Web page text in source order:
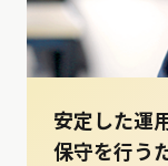
安定した運
保守を行う